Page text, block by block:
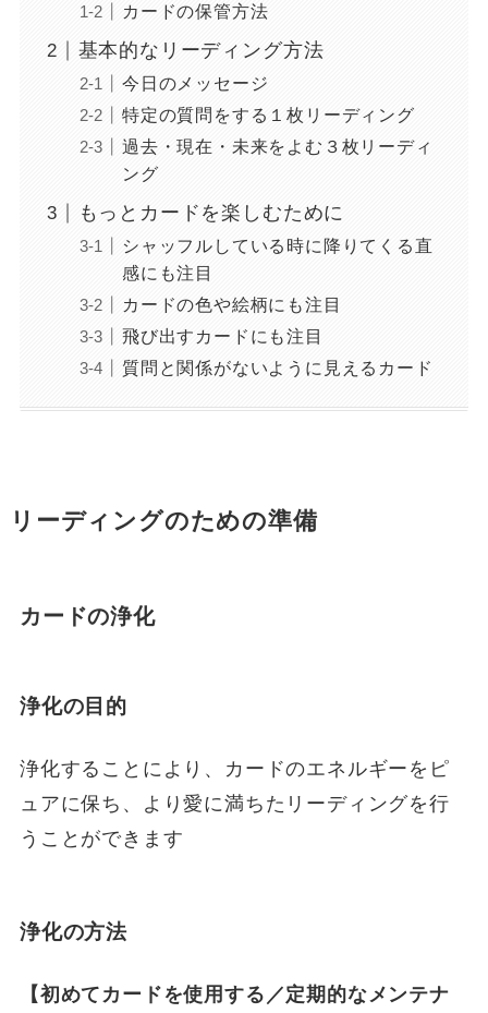
カードの保管方法
基本的なリーディング方法
今日のメッセージ
特定の質問をする１枚リーディング
過去・現在・未来をよむ３枚リーディ
ング
もっとカードを楽しむために
シャッフルしている時に降りてくる直
感にも注目
カードの色や絵柄にも注目
飛び出すカードにも注目
質問と関係がないように見えるカード
リーディングのための準備
カードの浄化
浄化の目的
浄化することにより、カードのエネルギーをピ
ュアに保ち、より愛に満ちたリーディングを行
うことができます
浄化の方法
【初めてカードを使用する／定期的なメンテナ